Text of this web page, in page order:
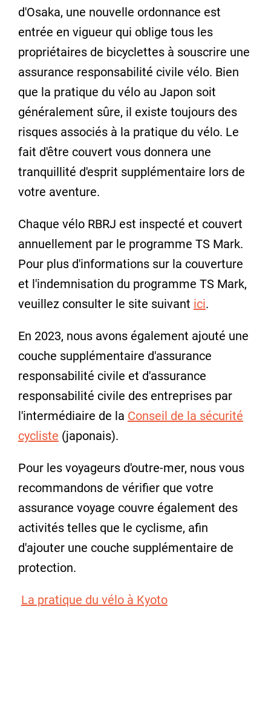
d'Osaka, une nouvelle ordonnance est
entrée en vigueur qui oblige tous les
propriétaires de bicyclettes à souscrire une
assurance responsabilité civile vélo. Bien
que la pratique du vélo au Japon soit
généralement sûre, il existe toujours des
risques associés à la pratique du vélo. Le
fait d'être couvert vous donnera une
tranquillité d'esprit supplémentaire lors de
votre aventure.
Chaque vélo RBRJ est inspecté et couvert
annuellement par le programme TS Mark.
Pour plus d'informations sur la couverture
et l'indemnisation du programme TS Mark,
veuillez consulter le site suivant ici.
En 2023, nous avons également ajouté une
couche supplémentaire d'assurance
responsabilité civile et d'assurance
responsabilité civile des entreprises par
l'intermédiaire de la Conseil de la sécurité
cycliste (japonais).
Pour les voyageurs d'outre-mer, nous vous
recommandons de vérifier que votre
assurance voyage couvre également des
activités telles que le cyclisme, afin
d'ajouter une couche supplémentaire de
protection.
La pratique du vélo à Kyoto